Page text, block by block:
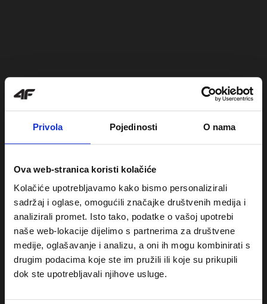
Privola Pojedinosti O nama
Ova web-stranica koristi kolačiće
Kolačiće upotrebljavamo kako bismo personalizirali
sadržaj i oglase, omogućili značajke društvenih medija i
analizirali promet. Isto tako, podatke o vašoj upotrebi
naše web-lokacije dijelimo s partnerima za društvene
medije, oglašavanje i analizu, a oni ih mogu kombinirati s
drugim podacima koje ste im pružili ili koje su prikupili
dok ste upotrebljavali njihove usluge.